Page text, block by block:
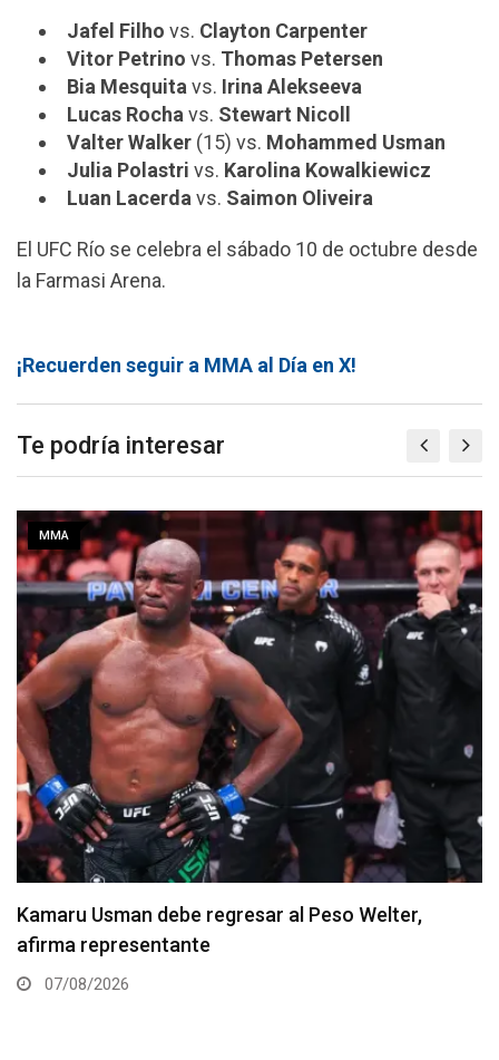
Jafel Filho vs. Clayton Carpenter
Vitor Petrino vs. Thomas Petersen
Bia Mesquita vs. Irina Alekseeva
Lucas Rocha vs. Stewart Nicoll
Valter Walker (15) vs. Mohammed Usman
Julia Polastri vs. Karolina Kowalkiewicz
Luan Lacerda vs. Saimon Oliveira
El UFC Río se celebra el sábado 10 de octubre desde
la Farmasi Arena.
¡Recuerden seguir a MMA al Día en X!
Te podría interesar
MMA
Resultados de los pesajes del UFC Vegas 120:
Gamrot hace peso para pelea con Salkilld
07/08/2026